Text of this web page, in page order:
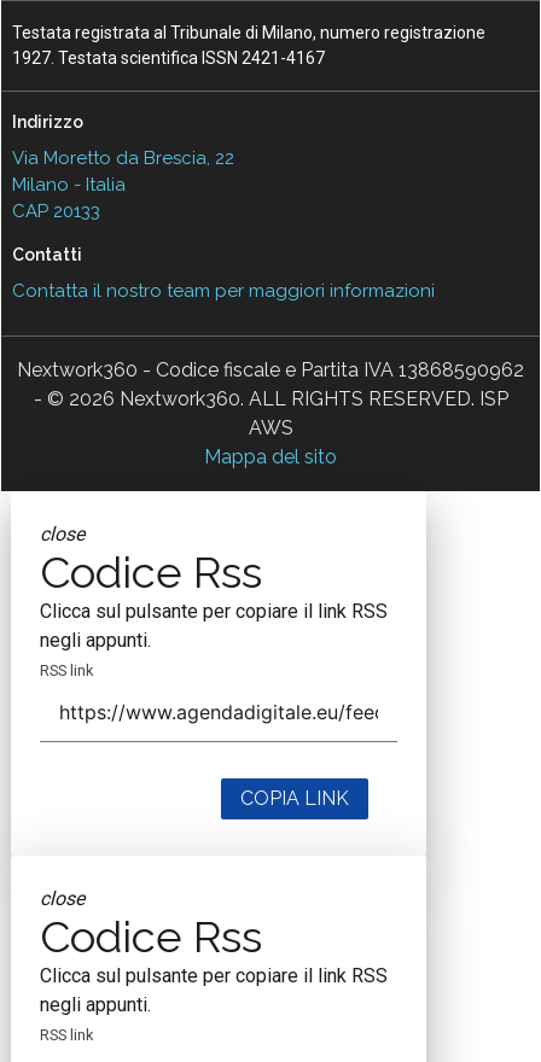
Testata registrata al Tribunale di Milano, numero registrazione
1927. Testata scientifica ISSN 2421-4167
Indirizzo
Via Moretto da Brescia, 22
Milano - Italia
CAP 20133
Contatti
Contatta il nostro team per maggiori informazioni
Nextwork360 - Codice fiscale e Partita IVA 13868590962
- © 2026 Nextwork360. ALL RIGHTS RESERVED. ISP
AWS
Mappa del sito
close
Codice Rss
Clicca sul pulsante per copiare il link RSS
negli appunti.
RSS link
COPIA LINK
close
Codice Rss
Clicca sul pulsante per copiare il link RSS
negli appunti.
RSS link